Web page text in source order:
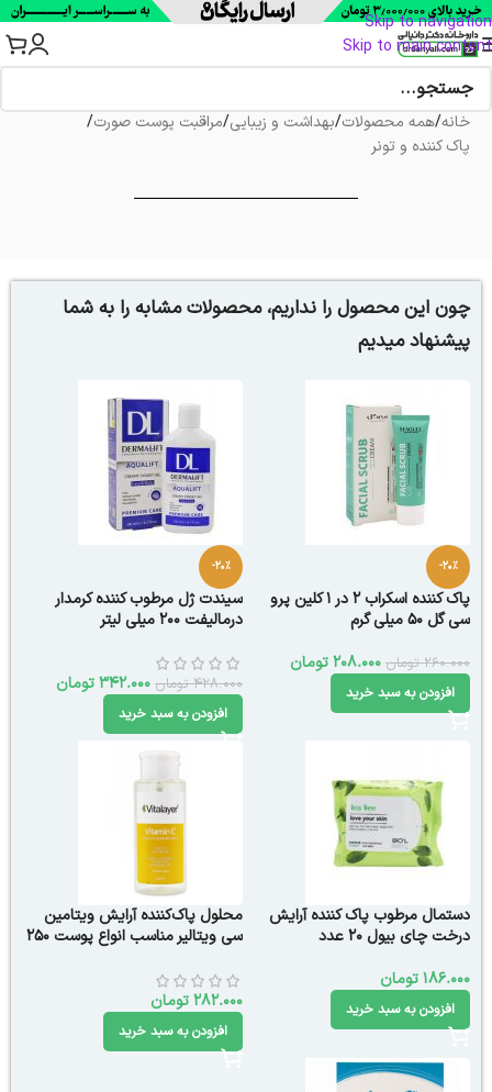
Skip to navigation
Skip to main content
خانه/همه محصولات/بهداشت و زیبایی/مراقبت پوست صورت/
پاک کننده و تونر
چون این محصول را نداریم، محصولات مشابه را به شما
پیشنهاد میدیم
-20%
پاک کننده اسکراب 2 در 1 کلین پرو
سی گل 50 میلی گرم
260.000 تومان 208.000تومان
افزودن به سبد خرید
-20%
سیندت ژل مرطوب کننده کرمدار
درمالیفت ۲۰۰ میلی لیتر
428.000 تومان 342.000تومان
افزودن به سبد خرید
دستمال مرطوب پاک کننده آرایش
درخت چای بیول ۲۰ عدد
186.000تومان
افزودن به سبد خرید
محلول پاک‌کننده آرایش ویتامین
سی ویتالیر مناسب انواع پوست 250
282.000تومان
افزودن به سبد خرید